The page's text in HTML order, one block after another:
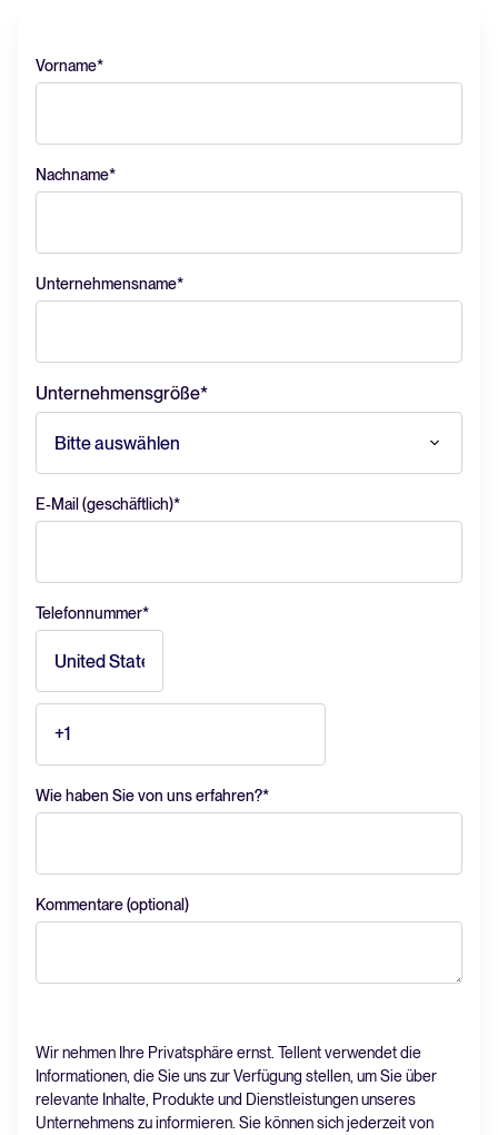
Vorname*
Nachname*
Unternehmensname*
Unternehmensgröße*
E-Mail (geschäftlich)*
Telefonnummer*
Wie haben Sie von uns erfahren?*
Kommentare (optional)
Wir nehmen Ihre Privatsphäre ernst. Tellent verwendet die
Informationen, die Sie uns zur Verfügung stellen, um Sie über
relevante Inhalte, Produkte und Dienstleistungen unseres
Unternehmens zu informieren. Sie können sich jederzeit von